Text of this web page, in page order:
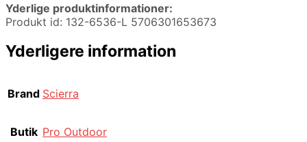
Yderlige produktinformationer:
Produkt id: 132-6536-L 5706301653673
Yderligere information
Brand Scierra
Butik Pro Outdoor